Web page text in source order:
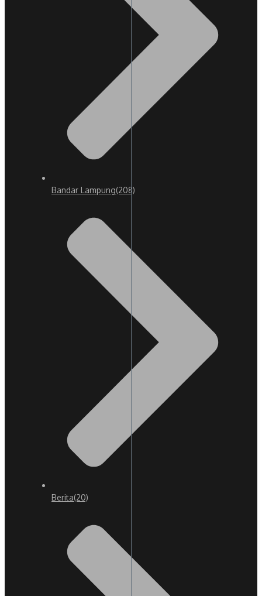
Bandar Lampung(208)
Berita(20)